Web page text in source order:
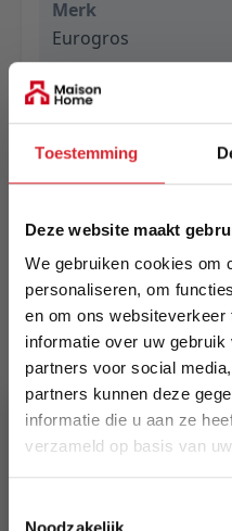
Toestemming
Deze website maakt
We gebruiken cookies om
personaliseren, om
en om ons
informatie over uw
partners voor social
partners kunnen deze
informatie die u aan ze
verzameld op basis van
Noodzakelijk
Merk
Eurogros
EAN
5420073312476
Levertijd
Informeer naar de
Kleur
8425
Maat
240 x 340 cm